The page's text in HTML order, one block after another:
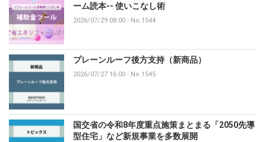
ーム読本-- 使いこなし術
2026/07/29 08:00 - No.1544
プレーンルーフ後方支持（新商品）
2026/07/27 16:00 - No.1545
国交省の令和8年度重点施策まとまる「2050先導
型住宅」など新規事業を多数展開